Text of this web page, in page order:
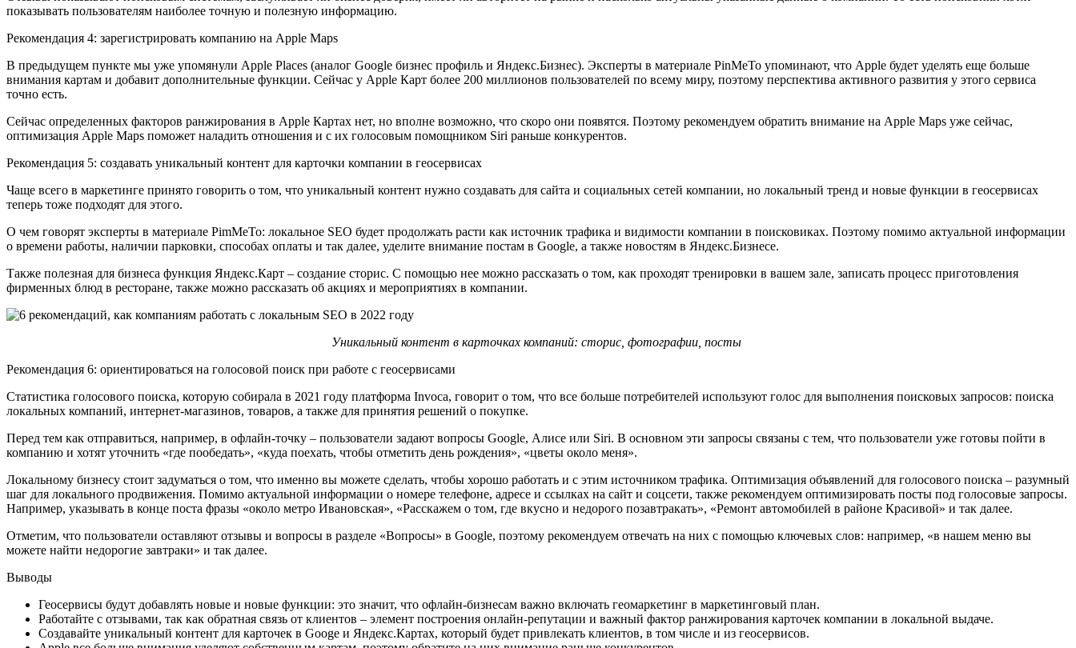
показывать пользователям наиболее точную и полезную информацию.
Рекомендация 4: зарегистрировать компанию на Apple Maps
В предыдущем пункте мы уже упомянули Apple Places (аналог Google бизнес профиль и Яндекс.Бизнес). Эксперты в материале PinMeTo упоминают, что Apple будет уделять еще больше
внимания картам и добавит дополнительные функции. Сейчас у Apple Карт более 200 миллионов пользователей по всему миру, поэтому перспектива активного развития у этого сервиса
точно есть.
Сейчас определенных факторов ранжирования в Apple Картах нет, но вполне возможно, что скоро они появятся. Поэтому рекомендуем обратить внимание на Apple Maps уже сейчас,
оптимизация Apple Maps поможет наладить отношения и с их голосовым помощником Siri раньше конкурентов.
Рекомендация 5: создавать уникальный контент для карточки компании в геосервисах
Чаще всего в маркетинге принято говорить о том, что уникальный контент нужно создавать для сайта и социальных сетей компании, но локальный тренд и новые функции в геосервисах
теперь тоже подходят для этого.
О чем говорят эксперты в материале PimMeTo: локальное SEO будет продолжать расти как источник трафика и видимости компании в поисковиках. Поэтому помимо актуальной информации
о времени работы, наличии парковки, способах оплаты и так далее, уделите внимание постам в Google, а также новостям в Яндекс.Бизнесе.
Также полезная для бизнеса функция Яндекс.Карт – создание сторис. С помощью нее можно рассказать о том, как проходят тренировки в вашем зале, записать процесс приготовления
фирменных блюд в ресторане, также можно рассказать об акциях и мероприятиях в компании.
Уникальный контент в карточках компаний: сторис, фотографии, посты
Рекомендация 6: ориентироваться на голосовой поиск при работе с геосервисами
Статистика голосового поиска, которую собирала в 2021 году платформа Invoca, говорит о том, что все больше потребителей используют голос для выполнения поисковых запросов: поиска
локальных компаний, интернет-магазинов, товаров, а также для принятия решений о покупке.
Перед тем как отправиться, например, в офлайн-точку – пользователи задают вопросы Google, Алисе или Siri. В основном эти запросы связаны с тем, что пользователи уже готовы пойти в
компанию и хотят уточнить «где пообедать», «куда поехать, чтобы отметить день рождения», «цветы около меня».
Локальному бизнесу стоит задуматься о том, что именно вы можете сделать, чтобы хорошо работать и с этим источником трафика. Оптимизация объявлений для голосового поиска – разумный
шаг для локального продвижения. Помимо актуальной информации о номере телефоне, адресе и ссылках на сайт и соцсети, также рекомендуем оптимизировать посты под голосовые запросы.
Например, указывать в конце поста фразы «около метро Ивановская», «Расскажем о том, где вкусно и недорого позавтракать», «Ремонт автомобилей в районе Красивой» и так далее.
Отметим, что пользователи оставляют отзывы и вопросы в разделе «Вопросы» в Google, поэтому рекомендуем отвечать на них с помощью ключевых слов: например, «в нашем меню вы
можете найти недорогие завтраки» и так далее.
Выводы
Геосервисы будут добавлять новые и новые функции: это значит, что офлайн-бизнесам важно включать геомаркетинг в маркетинговый план.
Работайте с отзывами, так как обратная связь от клиентов – элемент построения онлайн-репутации и важный фактор ранжирования карточек компании в локальной выдаче.
Создавайте уникальный контент для карточек в Googe и Яндекс.Картах, который будет привлекать клиентов, в том числе и из геосервисов.